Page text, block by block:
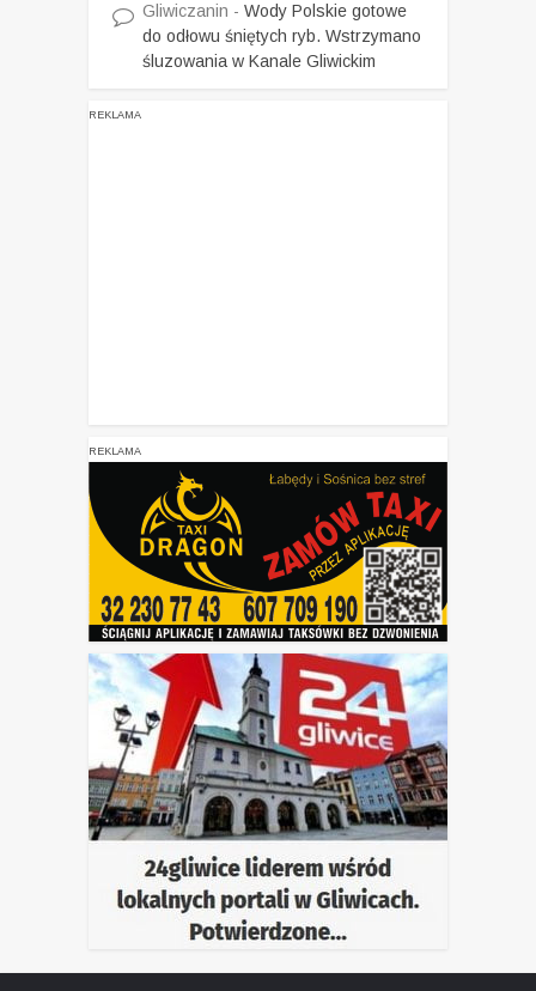
Gliwiczanin - Wody Polskie gotowe
do odłowu śniętych ryb. Wstrzymano
śluzowania w Kanale Gliwickim
REKLAMA
REKLAMA